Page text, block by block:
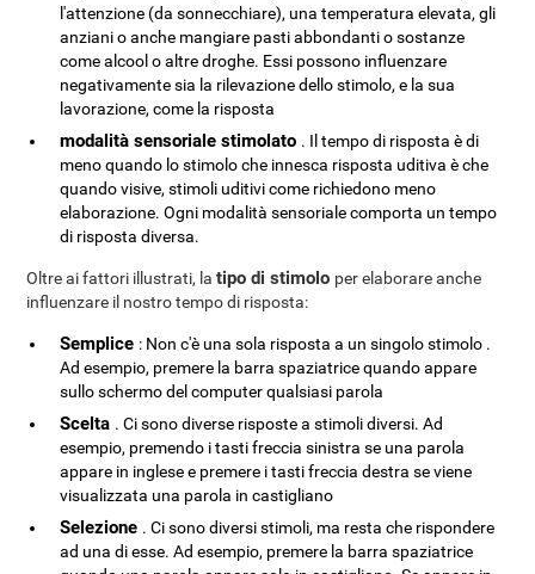
l'attenzione (da sonnecchiare), una temperatura elevata, gli
anziani o anche mangiare pasti abbondanti o sostanze
come alcool o altre droghe. Essi possono influenzare
negativamente sia la rilevazione dello stimolo, e la sua
lavorazione, come la risposta
modalità sensoriale stimolato . Il tempo di risposta è di
meno quando lo stimolo che innesca risposta uditiva è che
quando visive, stimoli uditivi come richiedono meno
elaborazione. Ogni modalità sensoriale comporta un tempo
di risposta diversa.
Oltre ai fattori illustrati, latipo di stimolo per elaborare anche
influenzare il nostro tempo di risposta:
Semplice : Non c'è una sola risposta a un singolo stimolo .
Ad esempio, premere la barra spaziatrice quando appare
sullo schermo del computer qualsiasi parola
Scelta . Ci sono diverse risposte a stimoli diversi. Ad
esempio, premendo i tasti freccia sinistra se una parola
appare in inglese e premere i tasti freccia destra se viene
visualizzata una parola in castigliano
Selezione . Ci sono diversi stimoli, ma resta che rispondere
ad una di esse. Ad esempio, premere la barra spaziatrice